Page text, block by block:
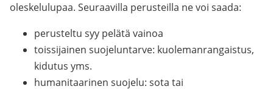
oleskelulupaa. Seuraavilla perusteilla ne voi saada:
perusteltu syy pelätä vainoa
toissijainen suojeluntarve: kuolemanrangaistus,
kidutus yms.
humanitaarinen suojelu: sota tai